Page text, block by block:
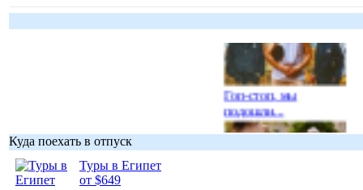
Гоп-стоп, мы
подошли...
Куда поехать в отпуск
Туры в Египет
от $649